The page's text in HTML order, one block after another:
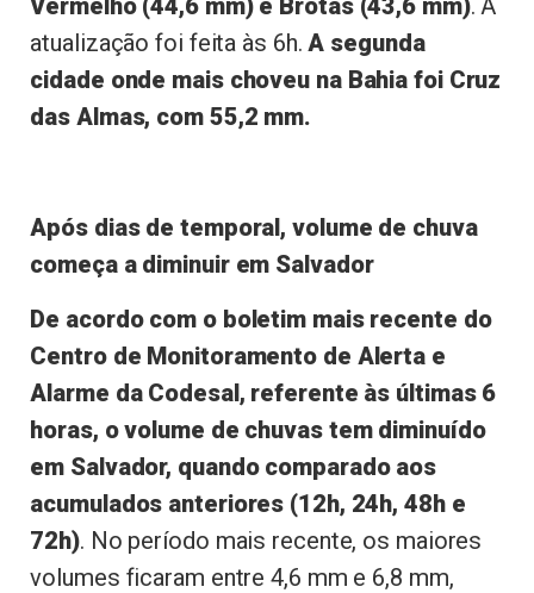
atualização foi feita às 6h. A segunda
cidade onde mais choveu na Bahia foi Cruz
das Almas, com 55,2 mm.
Após dias de temporal, volume de chuva
começa a diminuir em Salvador
De acordo com o boletim mais recente do
Centro de Monitoramento de Alerta e
Alarme da Codesal, referente às últimas 6
horas, o volume de chuvas tem diminuído
em Salvador, quando comparado aos
acumulados anteriores (12h, 24h, 48h e
72h). No período mais recente, os maiores
volumes ficaram entre 4,6 mm e 6,8 mm,